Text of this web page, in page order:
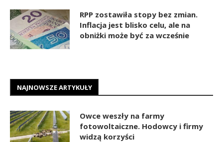
RPP zostawiła stopy bez zmian.
Inflacja jest blisko celu, ale na
obniżki może być za wcześnie
NAJNOWSZE ARTYKUŁY
Owce weszły na farmy
fotowoltaiczne. Hodowcy i firmy
widzą korzyści